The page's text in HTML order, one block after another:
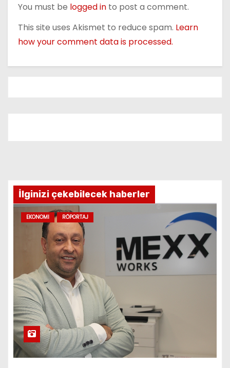
n
You must be logged in to post a comment.
This site uses Akismet to reduce spam. Learn
how your comment data is processed.
İlginizi çekebilecek haberler
EKONOMI RÖPORTAJ